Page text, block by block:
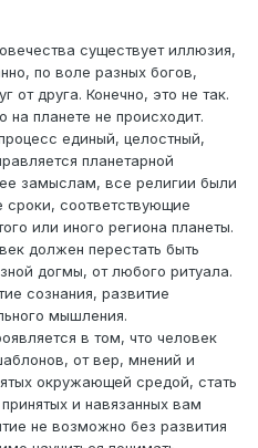
существует иллюзия,
по воле разных богов,
от друга. Конечно, это не так.
на планете не происходит.
единый, целостный,
планетарной
замыслам, все религии были
сроки, соответствующие
или иного региона планеты.
должен перестать быть
догмы, от любого ритуала.
сознания, развитие
мышления.
в том, что человек
от вер, мнений и
окружающей средой, стать
и навязанных вам
не возможно без развития